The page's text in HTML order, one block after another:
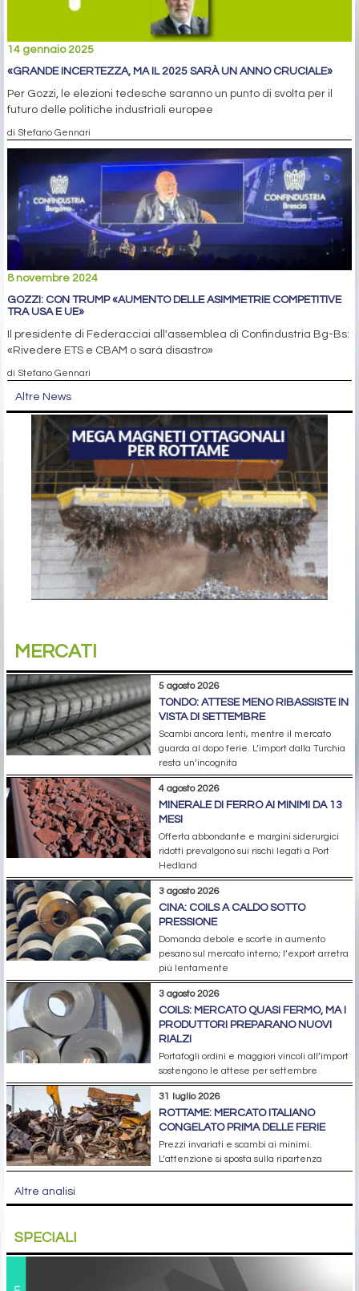
14 gennaio 2025
«GRANDE INCERTEZZA, MA IL 2025 SARÀ UN ANNO CRUCIALE»
Per Gozzi, le elezioni tedesche saranno un punto di svolta per il
futuro delle politiche industriali europee
di Stefano Gennari
8 novembre 2024
GOZZI: CON TRUMP «AUMENTO DELLE ASIMMETRIE COMPETITIVE
TRA USA E UE»
Il presidente di Federacciai all'assemblea di Confindustria Bg-Bs:
«Rivedere ETS e CBAM o sarà disastro»
di Stefano Gennari
Altre News
MERCATI
5 agosto 2026
TONDO: ATTESE MENO RIBASSISTE IN
VISTA DI SETTEMBRE
Scambi ancora lenti, mentre il mercato
guarda al dopo ferie. L’import dalla Turchia
resta un’incognita
4 agosto 2026
MINERALE DI FERRO AI MINIMI DA 13
MESI
Offerta abbondante e margini siderurgici
ridotti prevalgono sui rischi legati a Port
Hedland
3 agosto 2026
CINA: COILS A CALDO SOTTO
PRESSIONE
Domanda debole e scorte in aumento
pesano sul mercato interno; l’export arretra
più lentamente
3 agosto 2026
COILS: MERCATO QUASI FERMO, MA I
PRODUTTORI PREPARANO NUOVI
RIALZI
Portafogli ordini e maggiori vincoli all’import
sostengono le attese per settembre
31 luglio 2026
ROTTAME: MERCATO ITALIANO
CONGELATO PRIMA DELLE FERIE
Prezzi invariati e scambi ai minimi.
L’attenzione si sposta sulla ripartenza
Altre analisi
SPECIALI